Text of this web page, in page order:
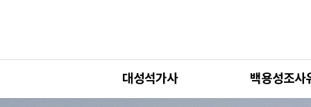
대성석가사 백용성조사